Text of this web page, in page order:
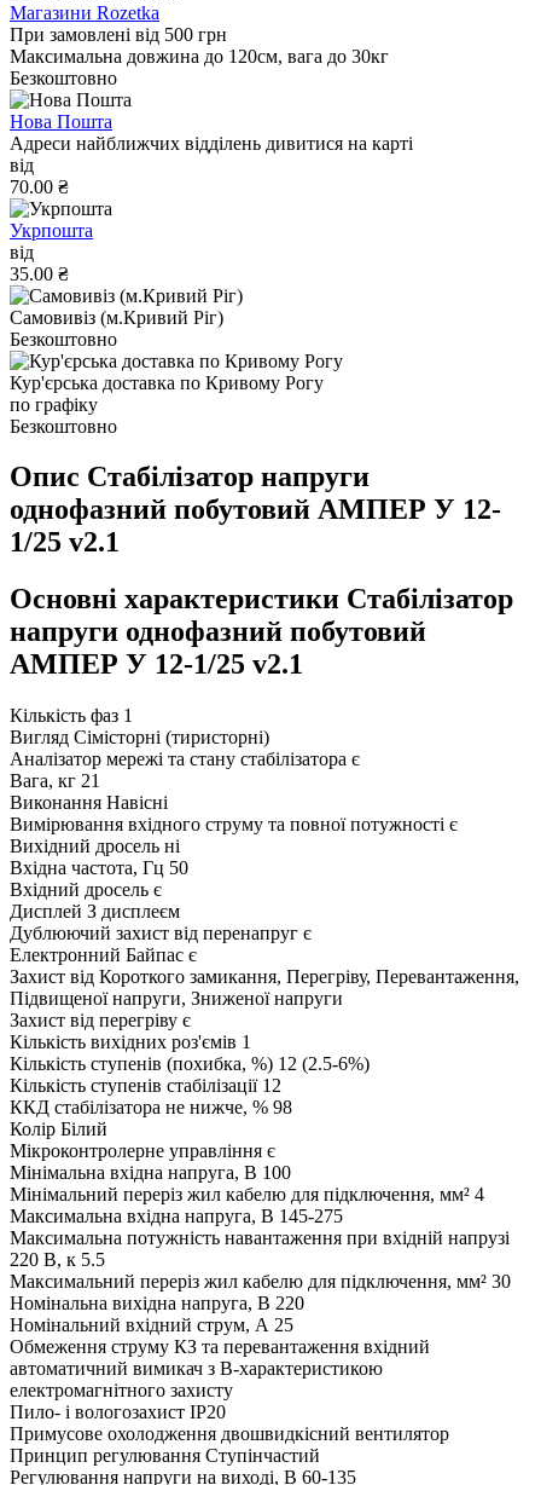
Магазини Rozetka
При замовлені від 500 грн
Максимальна довжина до 120см, вага до 30кг
Безкоштовно
Нова Пошта
Адреси найближчих відділень дивитися на карті
від
70.00 ₴
Укрпошта
від
35.00 ₴
Самовивіз (м.Кривий Ріг)
Безкоштовно
Кур'єрська доставка по Кривому Рогу
по графіку
Безкоштовно
Опис Стабілізатор напруги
однофазний побутовий АМПЕР У 12-
1/25 v2.1
Основні характеристики Стабілізатор
напруги однофазний побутовий
АМПЕР У 12-1/25 v2.1
Кількість фаз 1
Вигляд Сімісторні (тиристорні)
Аналізатор мережі та стану стабілізатора є
Вага, кг 21
Виконання Навісні
Вимірювання вхідного струму та повної потужності є
Вихідний дросель ні
Вхідна частота, Гц 50
Вхідний дросель є
Дисплей З дисплеєм
Дублюючий захист від перенапруг є
Електронний Байпас є
Захист від Короткого замикання, Перегріву, Перевантаження,
Підвищеної напруги, Зниженої напруги
Захист від перегріву є
Кількість вихідних роз'ємів 1
Кількість ступенів (похибка, %) 12 (2.5-6%)
Кількість ступенів стабілізації 12
ККД стабілізатора не нижче, % 98
Колір Білий
Мікроконтролерне управління є
Мінімальна вхідна напруга, В 100
Мінімальний переріз жил кабелю для підключення, мм² 4
Максимальна вхідна напруга, В 145-275
Максимальна потужність навантаження при вхідній напрузі
220 В, к 5.5
Максимальний переріз жил кабелю для підключення, мм² 30
Номінальна вихідна напруга, В 220
Номінальний вхідний струм, А 25
Обмеження струму КЗ та перевантаження вхідний
автоматичний вимикач з B-характеристикою
електромагнітного захисту
Пило- і вологозахист IP20
Примусове охолодження двошвидкісний вентилятор
Принцип регулювання Ступінчастий
Регулювання напруги на виході, В 60-135